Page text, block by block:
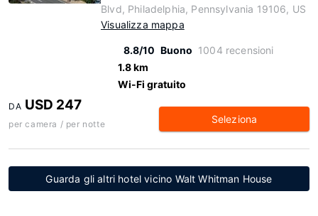
Blvd, Philadelphia, Pennsylvania 19106, US
Visualizza mappa
8.8/10 Buono 1004 recensioni
1.8 km
Wi-Fi gratuito
DA USD 247
per camera / per notte Seleziona
Guarda gli altri hotel vicino Walt Whitman House